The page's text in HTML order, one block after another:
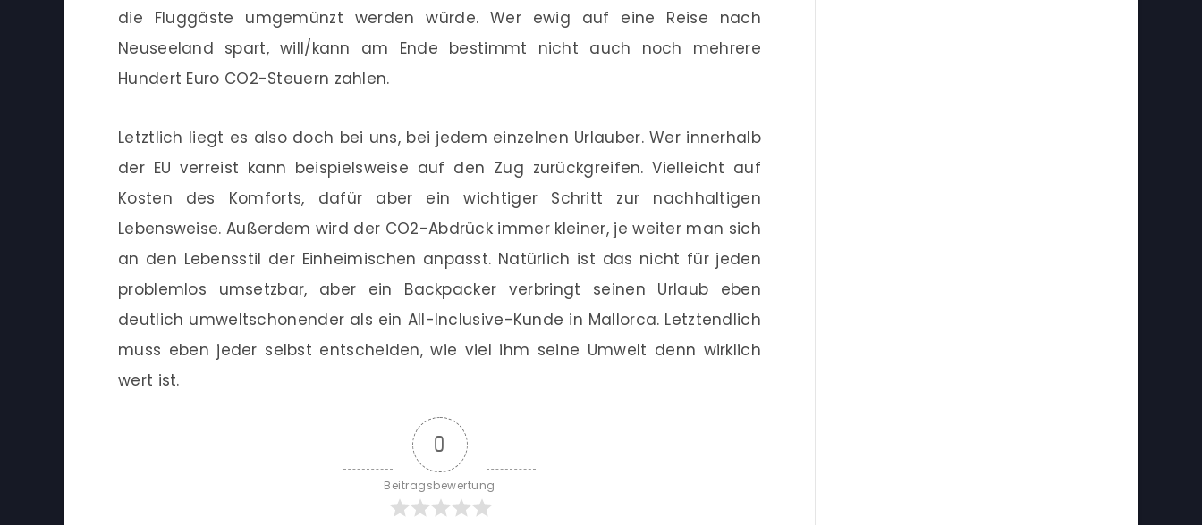
die Fluggäste umgemünzt werden würde. Wer ewig auf eine Reise nach
Neuseeland spart, will/kann am Ende bestimmt nicht auch noch mehrere
Hundert Euro CO2-Steuern zahlen.
Letztlich liegt es also doch bei uns, bei jedem einzelnen Urlauber. Wer innerhalb
der EU verreist kann beispielsweise auf den Zug zurückgreifen. Vielleicht auf
Kosten des Komforts, dafür aber ein wichtiger Schritt zur nachhaltigen
Lebensweise. Außerdem wird der CO2-Abdrück immer kleiner, je weiter man sich
an den Lebensstil der Einheimischen anpasst. Natürlich ist das nicht für jeden
problemlos umsetzbar, aber ein Backpacker verbringt seinen Urlaub eben
deutlich umweltschonender als ein All-Inclusive-Kunde in Mallorca. Letztendlich
muss eben jeder selbst entscheiden, wie viel ihm seine Umwelt denn wirklich
wert ist.
0
Beitragsbewertung